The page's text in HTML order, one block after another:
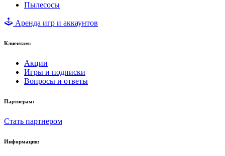
Пылесосы
Аренда игр и аккаунтов
Клиентам:
Акции
Игры и подписки
Вопросы и ответы
Партнерам:
Стать партнером
Информация: